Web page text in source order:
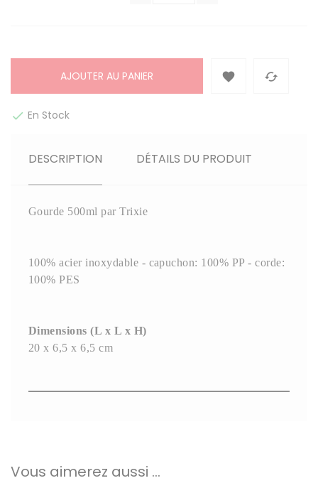
AJOUTER AU PANIER  
 En Stock
DESCRIPTION DÉTAILS DU PRODUIT
Gourde 500ml par Trixie
100% acier inoxydable - capuchon: 100% PP - corde:
100% PES
Dimensions (L x L x H)
20 x 6,5 x 6,5 cm
Vous aimerez aussi ...